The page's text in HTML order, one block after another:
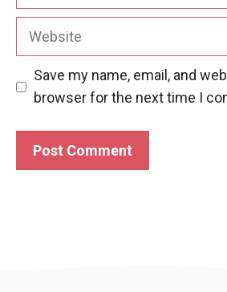
Website
Save my name, email, and
browser for the next time I